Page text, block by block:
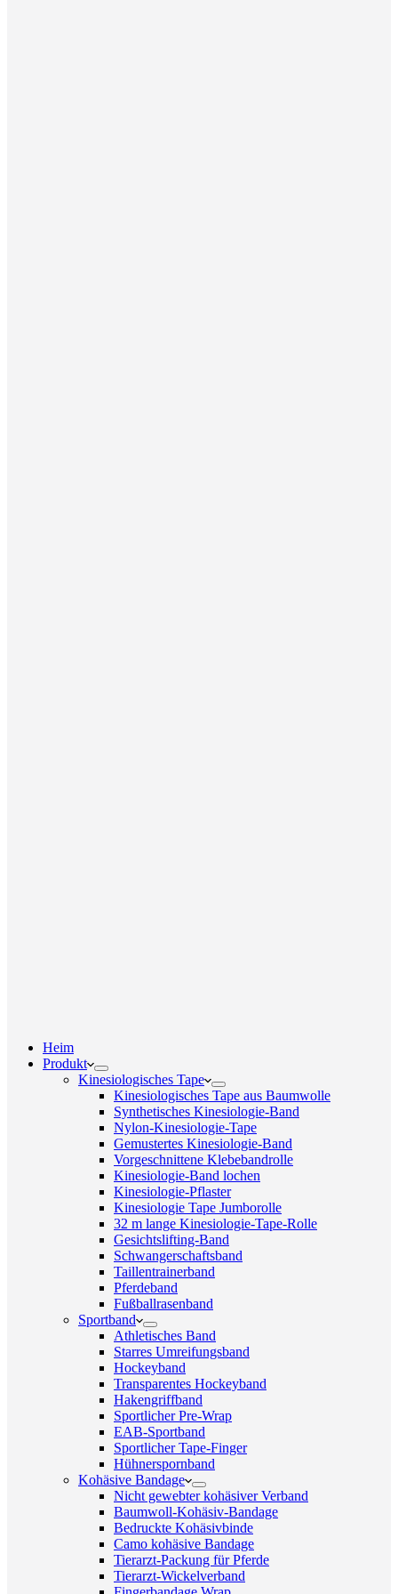
Heim
Produkt
Kinesiologisches Tape
Kinesiologisches Tape aus Baumwolle
Synthetisches Kinesiologie-Band
Nylon-Kinesiologie-Tape
Gemustertes Kinesiologie-Band
Vorgeschnittene Klebebandrolle
Kinesiologie-Band lochen
Kinesiologie-Pflaster
Kinesiologie Tape Jumborolle
32 m lange Kinesiologie-Tape-Rolle
Gesichtslifting-Band
Schwangerschaftsband
Taillentrainerband
Pferdeband
Fußballrasenband
Sportband
Athletisches Band
Starres Umreifungsband
Hockeyband
Transparentes Hockeyband
Hakengriffband
Sportlicher Pre-Wrap
EAB-Sportband
Sportlicher Tape-Finger
Hühnerspornband
Kohäsive Bandage
Nicht gewebter kohäsiver Verband
Baumwoll-Kohäsiv-Bandage
Bedruckte Kohäsivbinde
Camo kohäsive Bandage
Tierarzt-Packung für Pferde
Tierarzt-Wickelverband